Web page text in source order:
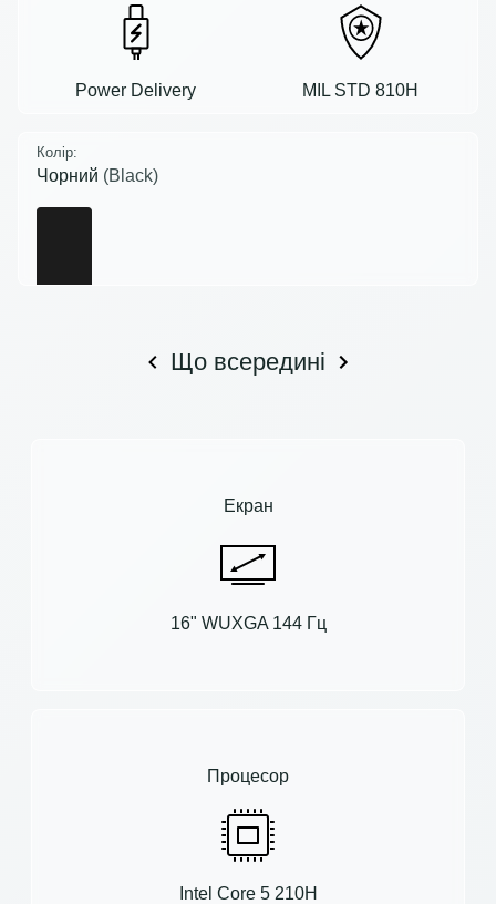
Power Delivery MIL STD 810H
Колір:
Чорний (Black)
Що всередині
Екран
16" WUXGA 144 Гц
Процесор
Intel Core 5 210H